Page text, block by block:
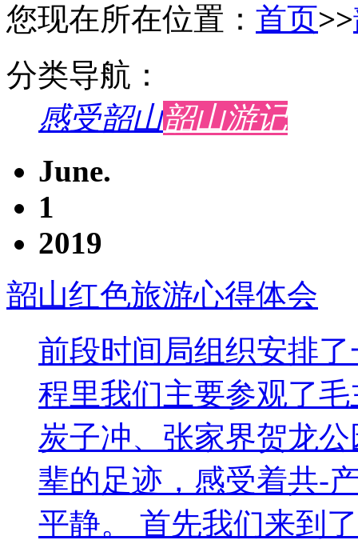
您现在所在位置： 首页>>
分类导航：
感受韶山韶山游记
June.
1
2019
韶山红色旅游心得体会
前段时间局组织安排
程里我们主要参观了
炭子冲、张家界贺龙
辈的足迹，感受着共-
平静。 首先我们来到